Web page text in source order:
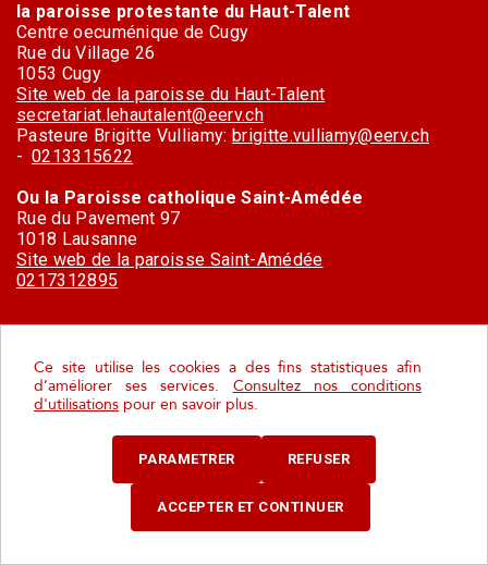
la paroisse protestante du Haut-Talent
Centre oecuménique de Cugy
Rue du Village 26
1053 Cugy
Site web de la paroisse du Haut-Talent
secretariat.lehautalent@eerv.ch
Pasteure Brigitte Vulliamy: brigitte.vulliamy@eerv.ch
- 0213315622
Ou la Paroisse catholique Saint-Amédée
Rue du Pavement 97
1018 Lausanne
Site web de la paroisse Saint-Amédée
0217312895
Histoire
Un village à l’histoire récente mais bien
Ce site utilise les cookies a des fins statistiques afin
d’améliorer ses services. Consultez nos conditions
d'utilisations pour en savoir plus.
PARAMETRER REFUSER
ACCEPTER ET CONTINUER